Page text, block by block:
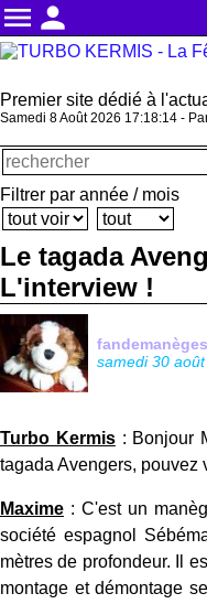
menu person
Premier site dédié à
Samedi 8 Août 2026 17:18:15 -
Filtrer par année / mois
Le tagada
L'interview !
fandemanèges
samedi 30
Turbo Kermis: Bonjour
tagada Avengers, pouvez
Maxime : C'est un
société espagnol
mètres de profondeur. Il
montage et démontage